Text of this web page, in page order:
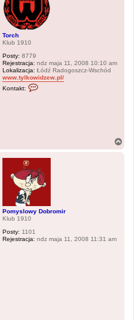
Torch
Klub 1910
Posty: 8779
Rejestracja: ndz maja 11, 2008 10:10 am
Lokalizacja: Łódź Radogoszcz-Wschód
www.tylkowidzew.pl/
Kontakt:
j
s
ę
z
T
c
h
Pomyslowy Dobromir
Klub 1910
Posty: 1101
Rejestracja: ndz maja 11, 2008 11:31 am